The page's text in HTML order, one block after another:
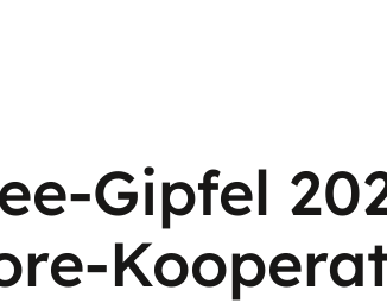
Gipfel